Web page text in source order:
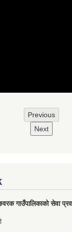
Previous
Next
गाउँपालिकाको सेवा